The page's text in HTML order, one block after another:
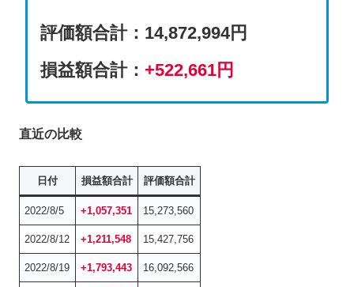
評価額合計： 14,872,994円
損益額合計： +522,661円
直近の比較
日付 損益額合計 評価額合計
2022/8/5 +1,057,351 15,273,560
2022/8/12 +1,211,548 15,427,756
2022/8/19 +1,793,443 16,092,566